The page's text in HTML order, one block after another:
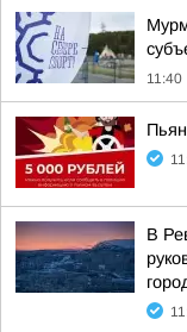
11:40
В